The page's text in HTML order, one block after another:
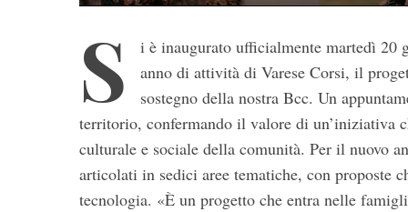
S
i è inaugurato ufficialmente martedì 20
anno di attività di Varese Corsi, il
sostegno della nostra Bcc. Un
territorio, confermando il valore di un’iniziativa
culturale e sociale della comunità. Per il nuovo
articolati in sedici aree tematiche, con proposte
tecnologia. «È un progetto che entra nelle